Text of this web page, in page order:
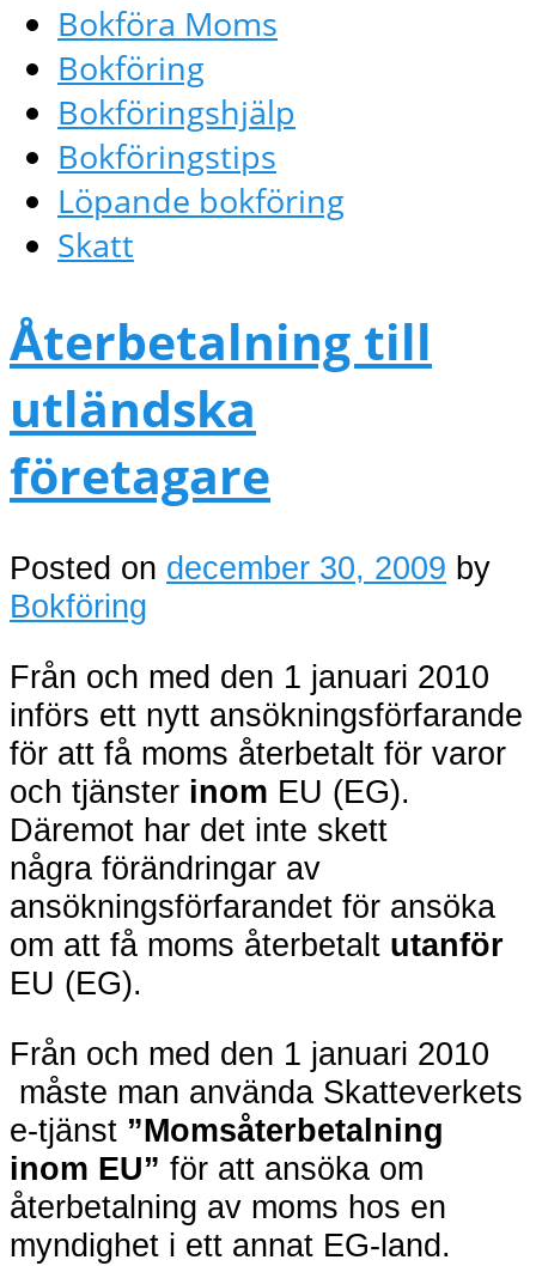
Bokföra Moms
Bokföring
Bokföringshjälp
Bokföringstips
Löpande bokföring
Skatt
Återbetalning till
utländska
företagare
Posted on december 30, 2009 by
Bokföring
Från och med den 1 januari 2010
införs ett nytt ansökningsförfarande
för att få moms återbetalt för varor
och tjänster inom EU (EG).
Däremot har det inte skett
några förändringar av
ansökningsförfarandet för ansöka
om att få moms återbetalt utanför
EU (EG).
Från och med den 1 januari 2010
måste man använda Skatteverkets
e-tjänst ”Momsåterbetalning
inom EU” för att ansöka om
återbetalning av moms hos en
myndighet i ett annat EG-land.